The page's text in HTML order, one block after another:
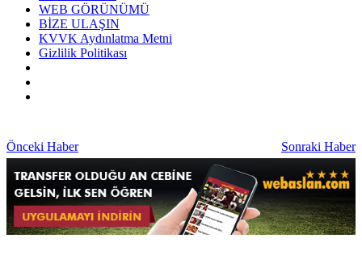
WEB GÖRÜNÜMÜ
BİZE ULAŞIN
KVVK Aydınlatma Metni
Gizlilik Politikası
Önceki Haber Sonraki Haber